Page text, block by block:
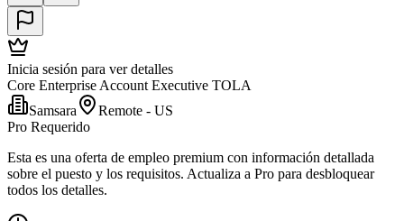
Inicia sesión para ver detalles
Core Enterprise Account Executive TOLA
Samsara
Remote - US
Pro Requerido
Esta es una oferta de empleo premium con información detallada
sobre el puesto y los requisitos. Actualiza a Pro para desbloquear
todos los detalles.